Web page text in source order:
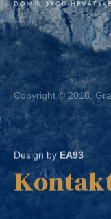
Copyright © 2018.
Design byEA93